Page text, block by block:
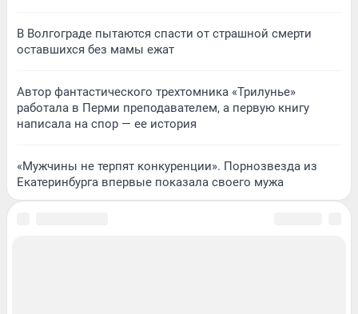
В Волгограде пытаются спасти от страшной смерти
оставшихся без мамы ежат
Автор фантастического трехтомника «Трилунье»
работала в Перми преподавателем, а первую книгу
написала на спор — ее история
«Мужчины не терпят конкуренции». Порнозвезда из
Екатеринбурга впервые показала своего мужа